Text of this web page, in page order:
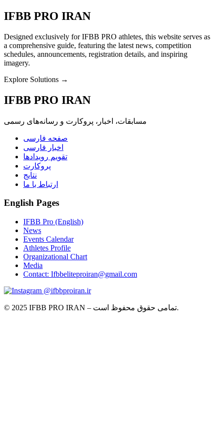
IFBB PRO IRAN
Designed exclusively for IFBB PRO athletes, this website serves as
a comprehensive guide, featuring the latest news, competition
schedules, announcements, registration details, and inspiring
imagery.
Explore Solutions →
IFBB PRO IRAN
مسابقات، اخبار، پروکارت و رسانه‌های رسمی
صفحه فارسی
اخبار فارسی
تقویم رویدادها
پروکارت
نتایج
ارتباط با ما
English Pages
IFBB Pro (English)
News
Events Calendar
Athletes Profile
Organizational Chart
Media
Contact: Ifbbeliteproiran@gmail.com
@ifbbproiran.ir
© 2025 IFBB PRO IRAN – تمامی حقوق محفوظ است.